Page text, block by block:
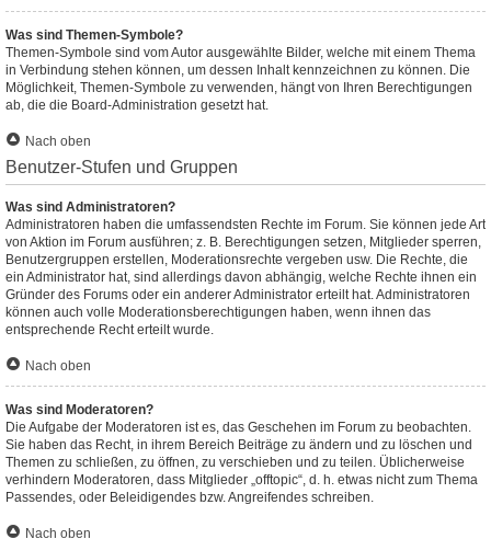
Was sind Themen-Symbole?
Themen-Symbole sind vom Autor ausgewählte Bilder, welche mit einem Thema
in Verbindung stehen können, um dessen Inhalt kennzeichnen zu können. Die
Möglichkeit, Themen-Symbole zu verwenden, hängt von Ihren Berechtigungen
ab, die die Board-Administration gesetzt hat.
Nach oben
Benutzer-Stufen und Gruppen
Was sind Administratoren?
Administratoren haben die umfassendsten Rechte im Forum. Sie können jede Art
von Aktion im Forum ausführen; z. B. Berechtigungen setzen, Mitglieder sperren,
Benutzergruppen erstellen, Moderationsrechte vergeben usw. Die Rechte, die
ein Administrator hat, sind allerdings davon abhängig, welche Rechte ihnen ein
Gründer des Forums oder ein anderer Administrator erteilt hat. Administratoren
können auch volle Moderationsberechtigungen haben, wenn ihnen das
entsprechende Recht erteilt wurde.
Nach oben
Was sind Moderatoren?
Die Aufgabe der Moderatoren ist es, das Geschehen im Forum zu beobachten.
Sie haben das Recht, in ihrem Bereich Beiträge zu ändern und zu löschen und
Themen zu schließen, zu öffnen, zu verschieben und zu teilen. Üblicherweise
verhindern Moderatoren, dass Mitglieder „offtopic“, d. h. etwas nicht zum Thema
Passendes, oder Beleidigendes bzw. Angreifendes schreiben.
Nach oben